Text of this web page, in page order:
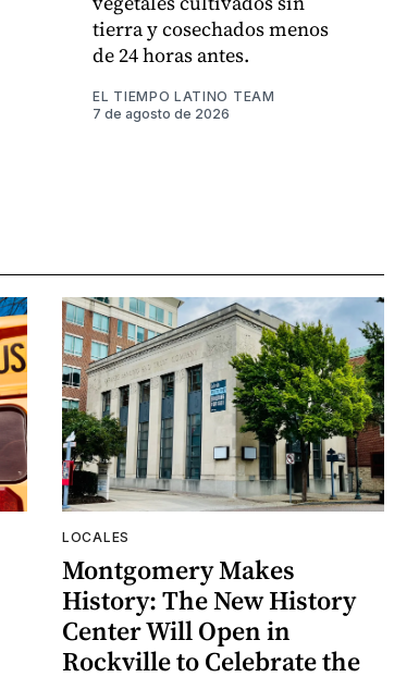
tierra y cosechados menos
de 24 horas antes.
EL TIEMPO LATINO TEAM
7 de agosto de 2026
LOCALES
Montgomery Makes
History: The New History
Center Will Open in
Rockville to Celebrate the